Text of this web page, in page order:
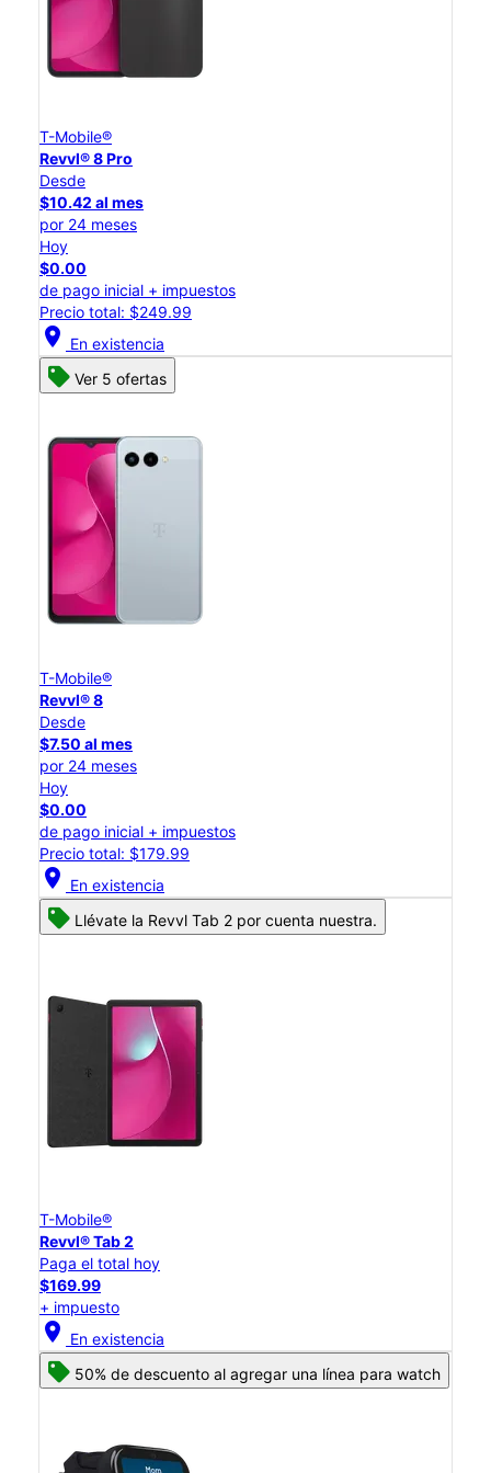
T-Mobile®
Revvl® 8 Pro
Desde
$10.42 al mes
por 24 meses
Hoy
$0.00
de pago inicial + impuestos
Precio total: $249.99
location_on En existencia
Ver 5 ofertas
T-Mobile®
Revvl® 8
Desde
$7.50 al mes
por 24 meses
Hoy
$0.00
de pago inicial + impuestos
Precio total: $179.99
location_on En existencia
Llévate la Revvl Tab 2 por cuenta nuestra.
T-Mobile®
Revvl® Tab 2
Paga el total hoy
$169.99
+ impuesto
location_on En existencia
50% de descuento al agregar una línea para watch